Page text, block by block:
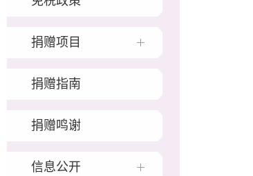
捐赠项目
捐赠指南
捐赠鸣谢
信息公开